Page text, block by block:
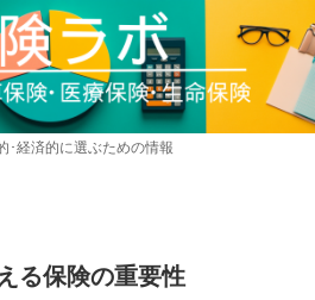
･経済的に選ぶための情報
る保険の重要性